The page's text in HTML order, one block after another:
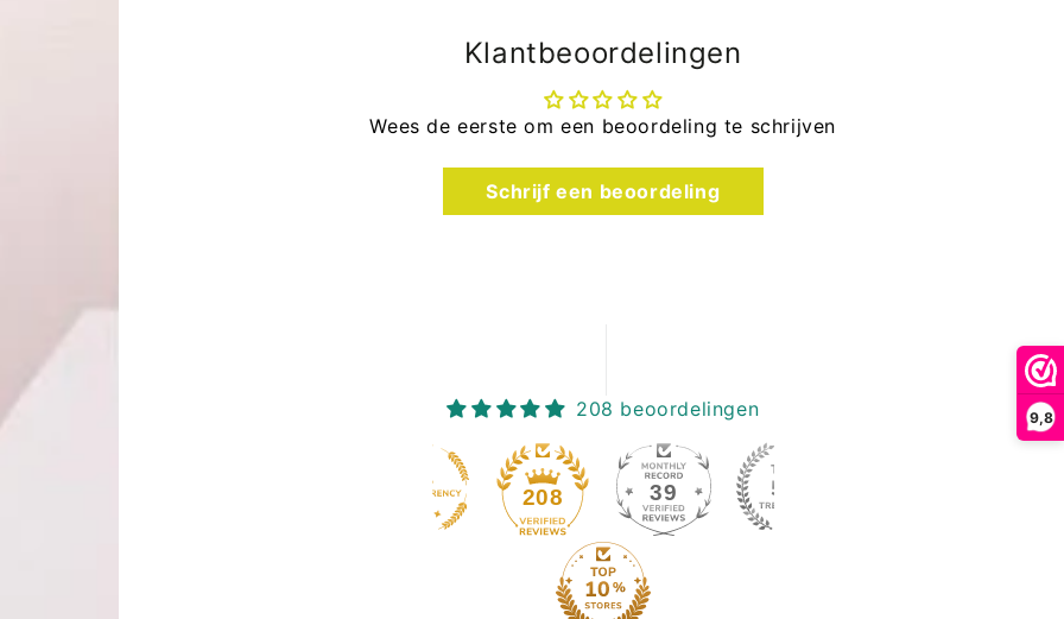
9,8
Klantbeoordelingen
Wees de eerste om een beoordeling te schrijven
Schrijf een beoordeling
208 beoordelingen
208 39